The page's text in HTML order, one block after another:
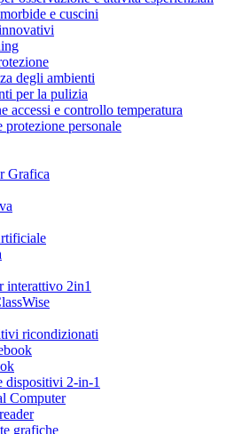
e cuscini
degli ambienti
per la pulizia
accessi e controllo temperatura
protezione personale
Grafica
interattivo 2in1
ricondizionati
dispositivi 2-in-1
Computer
grafiche